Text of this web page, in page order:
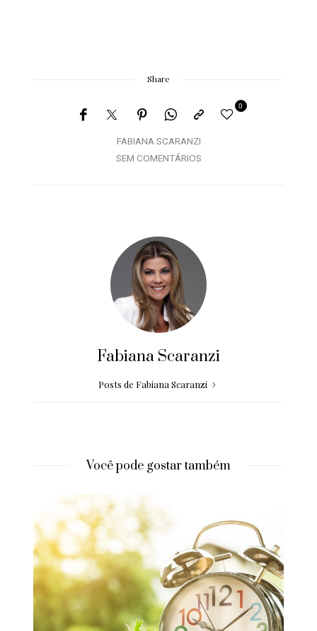
Share
FABIANA SCARANZI
0
SEM COMENTÁRIOS
Fabiana Scaranzi
Posts de Fabiana Scaranzi
Você pode gostar também